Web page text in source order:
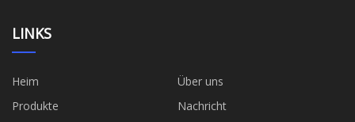
LINKS
Heim
Über uns
Produkte
Nachricht